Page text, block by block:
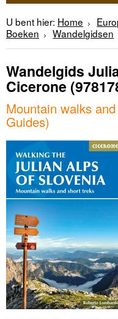
U bent hier: Home
Boeken
Wandelgidsen
Wandelgids
Cicerone
Mountain walks
Guides)